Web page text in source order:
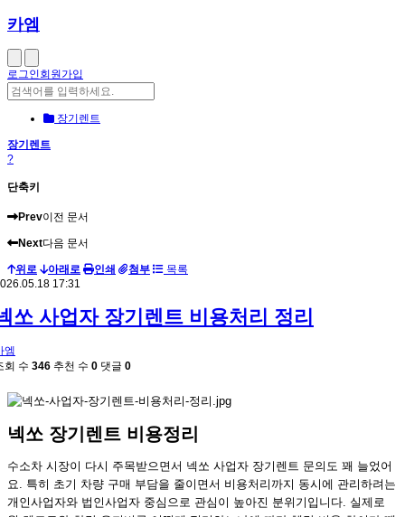
카엠
로그인회원가입
장기렌트
장기렌트
?
단축키
Prev이전 문서
Next다음 문서
위로 아래로 인쇄 첨부
목록
17:31
쏘 사업자 장기렌트 비용처리 정리
엠
회 수 346 추천 수 0 댓글 0
넥쏘 장기렌트 비용정리
수소차 시장이 다시 주목받으면서 넥쏘 사업자 장기렌트 문의도 꽤 늘었어
요. 특히 초기 차량 구매 부담을 줄이면서 비용처리까지 동시에 관리하려는
개인사업자와 법인사업자 중심으로 관심이 높아진 분위기입니다. 실제로